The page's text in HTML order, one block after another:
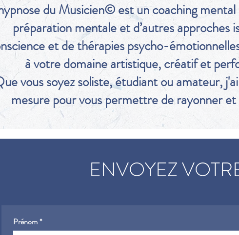
du Musicien© est un coaching
préparation mentale et d’autres approches
et de thérapies psycho-
à votre domaine artistique, créatif et
vous soyez soliste, étudiant ou amateur,
mesure pour vous permettre de rayonner
ENVOYEZ
Prénom*